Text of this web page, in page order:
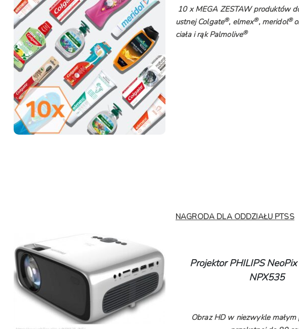
10 x MEGA ZESTAW produktów
ustnejColgate®, elmex®, meridol®
ciała i rąk Palmolive®
NAGRODA DLA ODDZIAŁU PTSS
Projektor PHILIPS
NPX535
Obraz HD w niezwykle małym